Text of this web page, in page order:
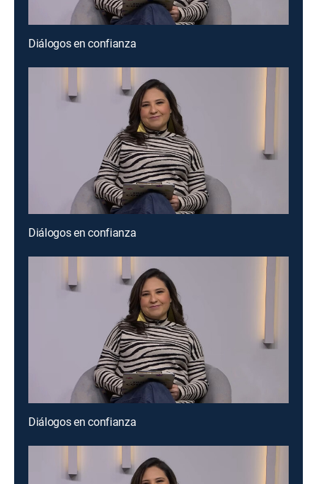
Diálogos en confianza
Diálogos en confianza
Diálogos en confianza